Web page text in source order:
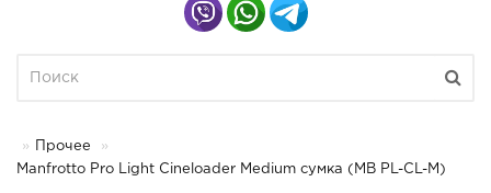
Прочее
Manfrotto Pro Light Cineloader Medium сумка (MB PL-CL-M)